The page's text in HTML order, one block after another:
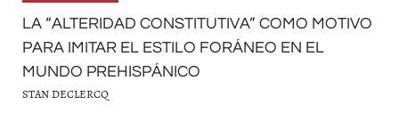
LA “ALTERIDAD CONSTITUTIVA” COMO MOTIVO
PARA IMITAR EL ESTILO FORÁNEO EN EL
MUNDO PREHISPÁNICO
STAN DECLERCQ